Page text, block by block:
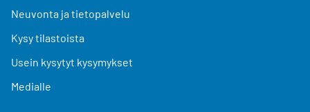
Neuvonta ja tietopalvelu
Kysy tilastoista
Usein kysytyt kysymykset
Medialle